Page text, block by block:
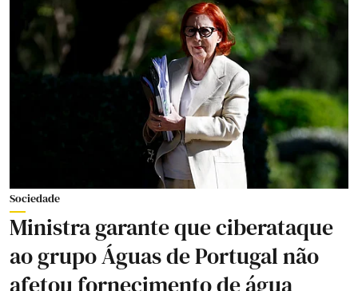
Sociedade
Ministra garante que ciberataque
ao grupo Águas de Portugal não
afetou fornecimento de água